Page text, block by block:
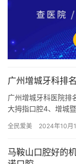
广州增城牙科排
广州增城牙科医院排
大拇指口腔4、增城
全民爱美 2024年10月
马鞍山口腔好的